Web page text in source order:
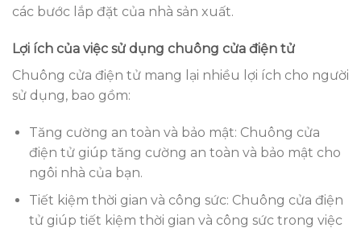
các bước lắp đặt của nhà sản xuất.
Lợi ích của việc sử dụng chuông cửa điện tử
Chuông cửa điện tử mang lại nhiều lợi ích cho người
sử dụng, bao gồm:
Tăng cường an toàn và bảo mật: Chuông cửa
điện tử giúp tăng cường an toàn và bảo mật cho
ngôi nhà của bạn.
Tiết kiệm thời gian và công sức: Chuông cửa điện
tử giúp tiết kiệm thời gian và công sức trong việc